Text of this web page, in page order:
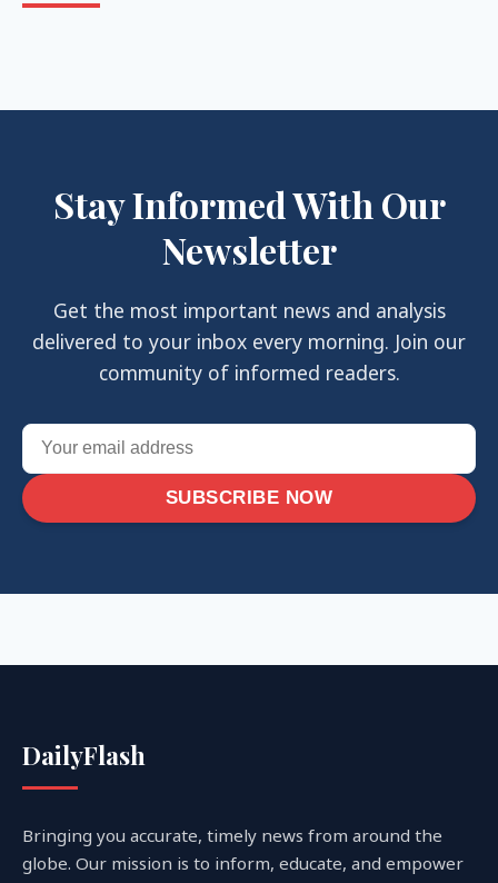
Stay Informed With Our
Newsletter
Get the most important news and analysis
delivered to your inbox every morning. Join our
community of informed readers.
SUBSCRIBE NOW
DailyFlash
Bringing you accurate, timely news from around the
globe. Our mission is to inform, educate, and empower